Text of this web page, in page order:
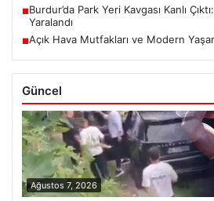
■Burdur’da Park Yeri Kavgası Kanlı
Yaralandı
■Açık Hava Mutfakları ve Modern
Güncel
Ağustos 7, 2026